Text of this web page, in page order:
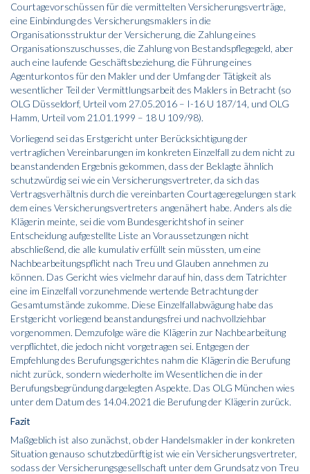
Courtagevorschüssen für die vermittelten Versicherungsverträge,
eine Einbindung des Versicherungsmaklers in die
Organisationsstruktur der Versicherung, die Zahlung eines
Organisationszuschusses, die Zahlung von Bestandspflegegeld, aber
auch eine laufende Geschäftsbeziehung, die Führung eines
Agenturkontos für den Makler und der Umfang der Tätigkeit als
wesentlicher Teil der Vermittlungsarbeit des Maklers in Betracht (so
OLG Düsseldorf, Urteil vom 27.05.2016 – I-16 U 187/14, und OLG
Hamm, Urteil vom 21.01.1999 – 18 U 109/98).
Vorliegend sei das Erstgericht unter Berücksichtigung der
vertraglichen Vereinbarungen im konkreten Einzelfall zu dem nicht zu
beanstandenden Ergebnis gekommen, dass der Beklagte ähnlich
schutzwürdig sei wie ein Versicherungsvertreter, da sich das
Vertragsverhältnis durch die vereinbarten Courtageregelungen stark
dem eines Versicherungsvertreters angenähert habe. Anders als die
Klägerin meinte, sei die vom Bundesgerichtshof in seiner
Entscheidung aufgestellte Liste an Voraussetzungen nicht
abschließend, die alle kumulativ erfüllt sein müssten, um eine
Nachbearbeitungspflicht nach Treu und Glauben annehmen zu
können. Das Gericht wies vielmehr darauf hin, dass dem Tatrichter
eine im Einzelfall vorzunehmende wertende Betrachtung der
Gesamtumstände zukomme. Diese Einzelfallabwägung habe das
Erstgericht vorliegend beanstandungsfrei und nachvollziehbar
vorgenommen. Demzufolge wäre die Klägerin zur Nachbearbeitung
verpflichtet, die jedoch nicht vorgetragen sei. Entgegen der
Empfehlung des Berufungsgerichtes nahm die Klägerin die Berufung
nicht zurück, sondern wiederholte im Wesentlichen die in der
Berufungsbegründung dargelegten Aspekte. Das OLG München wies
unter dem Datum des 14.04.2021 die Berufung der Klägerin zurück.
Fazit
Maßgeblich ist also zunächst, ob der Handelsmakler in der konkreten
Situation genauso schutzbedürftig ist wie ein Versicherungsvertreter,
sodass der Versicherungsgesellschaft unter dem Grundsatz von Treu